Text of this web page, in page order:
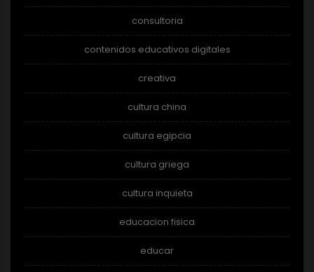
consultoria
contenidos educativos digitales
creativa
cultura china
cultura egipcia
cultura griega
cultura inquieta
educacion fisica
educar